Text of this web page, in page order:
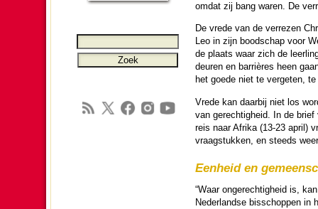
omdat zij bang waren. De
De vrede van de verrezen
Leo in zijn bood­schap voor
de plaats waar zich de
deuren en barrières heen
het goede niet te vergeten,
Vrede kan daarbij niet los
van ge­rech­tig­heid. In de
reis naar Afrika (13-23 april)
vraag­stukken, en steeds
Eenheid en
“Waar onge­rech­tig­heid is,
Neder­landse bis­schop­pen in